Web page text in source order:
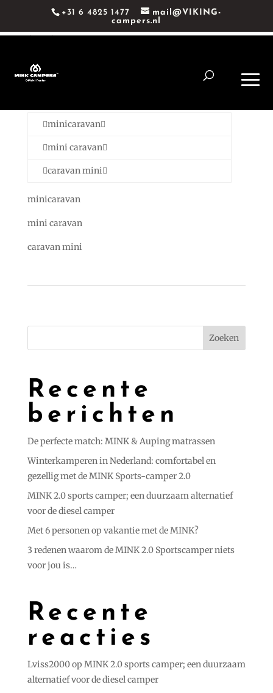
+31 6 4825 1477
mail@VIKING-
campers.nl
Caravan
minicaravan
mini caravan
caravan mini
minicaravan
mini caravan
caravan mini
Zoeken
Recente
berichten
De perfecte match: MINK & Auping matrassen
Winterkamperen in Nederland: comfortabel en
gezellig met de MINK Sports-camper 2.0
MINK 2.0 sports camper; een duurzaam alternatief
voor de diesel camper
Met 6 personen op vakantie met de MINK?
3 redenen waarom de MINK 2.0 Sportscamper niets
voor jou is…
Recente
reacties
Lviss2000op MINK 2.0 sports camper; een duurzaam
alternatief voor de diesel camper